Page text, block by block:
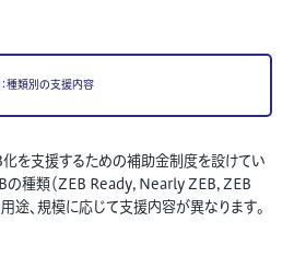
種類別の支援内容
を支援するための補助金制度を設けてい
の種類（ZEB Ready, Nearly ZEB, ZEB
、規模に応じて支援内容が異なります。